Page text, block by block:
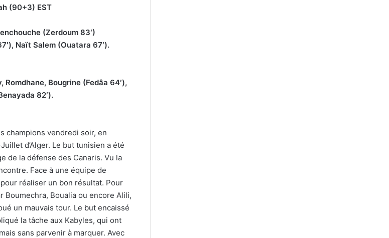
(90+3) EST
(Zerdoum 83′)
Naït Salem (Ouatara 67′).
Bougrine (Fedâa 64′),
82′).
champions vendredi soir, en
d’Alger. Le but tunisien a été
de la défense des Canaris. Vu la
Face à une équipe de
pour réaliser un bon résultat. Pour
Boumechra, Boualia ou encore Alili,
un mauvais tour. Le but encaissé
la tâche aux Kabyles, qui ont
sans parvenir à marquer. Avec